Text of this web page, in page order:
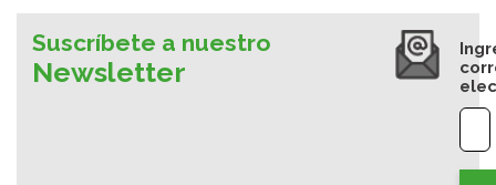
Suscríbete a nuestro
Newsletter